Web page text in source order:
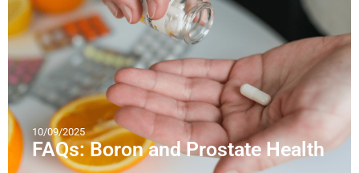
10/09/2025
FAQs: Boron and Prostate Health